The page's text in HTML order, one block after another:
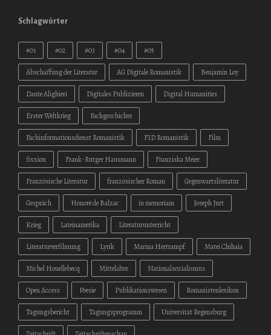
Schlagwörter
#01 #02 #03 #04 #05
Abschaffung der Literatur AG Digitale Romanistik Benjamin Loy
Dante Alighieri Digitales Publizieren Digital Humanities
Erster Weltkrieg Fachgeschichte
Fachinformationsdienst Romanistik FID Romanistik Film
fixxion Frank-Rutger Hausmann Franziska Meier
Französische Literatur französischer Roman Gegenwartsliteratur
Gespräch Honoré de Balzac in memoriam Joseph Jurt
Krieg Lateinamerika Literaturunterricht
Literaturverfilmung Lyrik Marina Hertrampf Matei Chihaia
Michel Houellebecq Mittelalter Nationalsozialismus
Open Access Poesie Publikationswesen Romanistenlexikon
Tagungsbericht Tagungsprogramm Universität Regensburg